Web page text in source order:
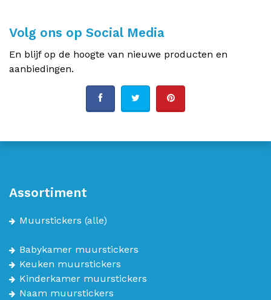
Volg ons op Social Media
En blijf op de hoogte van nieuwe producten en
aanbiedingen.
Assortiment
Muurstickers (alle)
Babykamer muurstickers
Keuken muurstickers
Kinderkamer muurstickers
Naam muurstickers